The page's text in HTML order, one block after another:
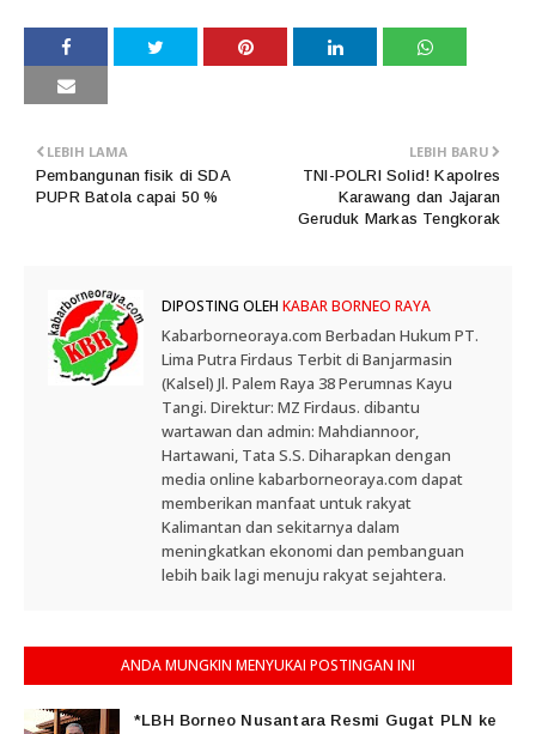
LEBIH BARU
TNI-POLRI Solid! Kapolres
Karawang dan Jajaran
Geruduk Markas Tengkorak
LEBIH LAMA
Pembangunan fisik di SDA
PUPR Batola capai 50 %
DIPOSTING OLEH KABAR BORNEO RAYA
Kabarborneoraya.com Berbadan Hukum PT.
Lima Putra Firdaus Terbit di Banjarmasin
(Kalsel) Jl. Palem Raya 38 Perumnas Kayu
Tangi. Direktur: MZ Firdaus. dibantu
wartawan dan admin: Mahdiannoor,
Hartawani, Tata S.S. Diharapkan dengan
media online kabarborneoraya.com dapat
memberikan manfaat untuk rakyat
Kalimantan dan sekitarnya dalam
meningkatkan ekonomi dan pembanguan
lebih baik lagi menuju rakyat sejahtera.
ANDA MUNGKIN MENYUKAI POSTINGAN INI
*LBH Borneo Nusantara Resmi Gugat PLN ke